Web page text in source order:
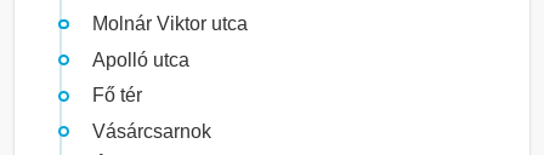
Molnár Viktor utca
Apolló utca
Fő tér
Vásárcsarnok